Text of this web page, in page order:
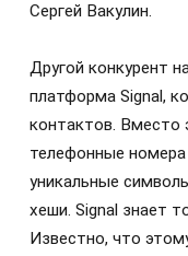
Сергей Вакулин.
Другой конкурент
платформа Signal,
контактов. Вместо
телефонные номера
уникальные
хеши. Signal знает
Известно, что